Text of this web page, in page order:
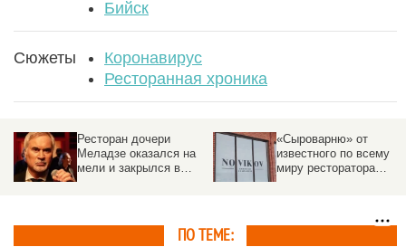
Бийск
Сюжеты
Коронавирус
Ресторанная хроника
«Сыроварню» от
известного по всему
миру ресторатора
Сибирский фуд-корт,
декаданс с
пельменями. Каким
ПО ТЕМЕ: